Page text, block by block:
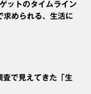
ットのタイムライン
められる、生活に
査で見えてきた「生